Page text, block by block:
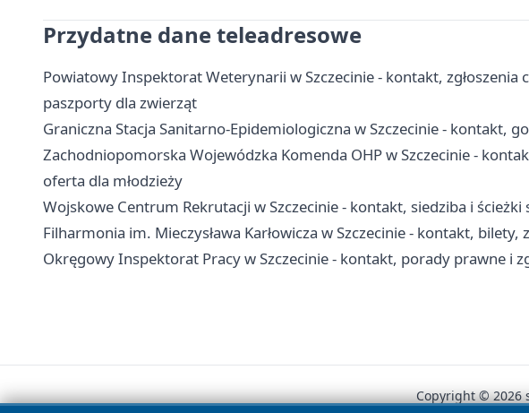
Przydatne dane teleadresowe
Powiatowy Inspektorat Weterynarii w Szczecinie - kontakt, zgłoszenia
paszporty dla zwierząt
Graniczna Stacja Sanitarno-Epidemiologiczna w Szczecinie - kontakt,
Zachodniopomorska Wojewódzka Komenda OHP w Szczecinie -
oferta dla młodzieży
Wojskowe Centrum Rekrutacji w Szczecinie - kontakt, siedziba i ścieżki
Filharmonia im. Mieczysława Karłowicza w Szczecinie - kontakt, bilety,
Okręgowy Inspektorat Pracy w Szczecinie - kontakt, porady prawne i
Copyright © 2026